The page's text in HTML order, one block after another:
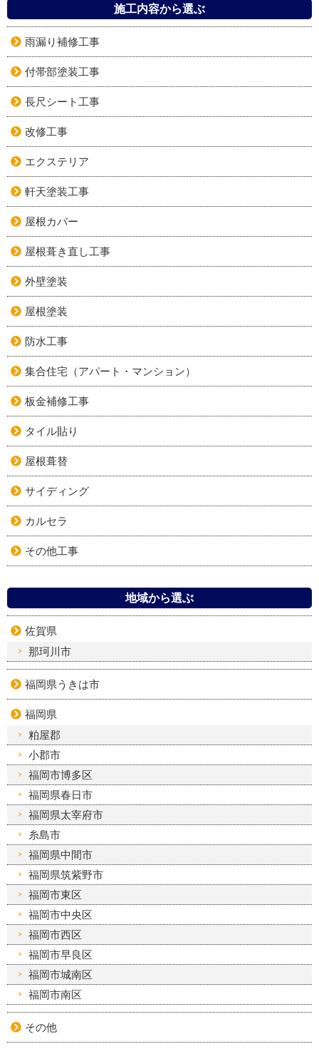
施工内容から選ぶ
雨漏り補修工事
付帯部塗装工事
長尺シート工事
改修工事
エクステリア
軒天塗装工事
屋根カバー
屋根葺き直し工事
外壁塗装
屋根塗装
防水工事
集合住宅（アパート・マンション）
板金補修工事
タイル貼り
屋根葺替
サイディング
カルセラ
その他工事
地域から選ぶ
佐賀県
那珂川市
福岡県うきは市
福岡県
粕屋郡
小郡市
福岡市博多区
福岡県春日市
福岡県太宰府市
糸島市
福岡県中間市
福岡県筑紫野市
福岡市東区
福岡市中央区
福岡市西区
福岡市早良区
福岡市城南区
福岡市南区
その他